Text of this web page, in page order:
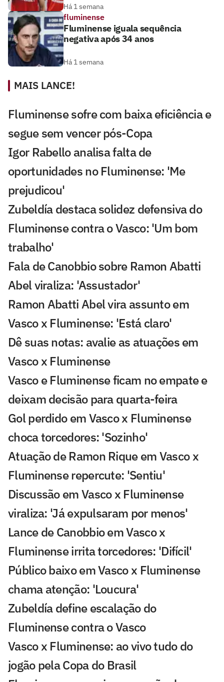
Há 1 semana
fluminense
Fluminense iguala sequência
negativa após 34 anos
Há 1 semana
MAIS LANCE!
Fluminense sofre com baixa eficiência e
segue sem vencer pós-Copa
Igor Rabello analisa falta de
oportunidades no Fluminense: 'Me
prejudicou'
Zubeldía destaca solidez defensiva do
Fluminense contra o Vasco: 'Um bom
trabalho'
Fala de Canobbio sobre Ramon Abatti
Abel viraliza: 'Assustador'
Ramon Abatti Abel vira assunto em
Vasco x Fluminense: 'Está claro'
Dê suas notas: avalie as atuações em
Vasco x Fluminense
Vasco e Fluminense ficam no empate e
deixam decisão para quarta-feira
Gol perdido em Vasco x Fluminense
choca torcedores: 'Sozinho'
Atuação de Ramon Rique em Vasco x
Fluminense repercute: 'Sentiu'
Discussão em Vasco x Fluminense
viraliza: 'Já expulsaram por menos'
Lance de Canobbio em Vasco x
Fluminense irrita torcedores: 'Difícil'
Público baixo em Vasco x Fluminense
chama atenção: 'Loucura'
Zubeldía define escalação do
Fluminense contra o Vasco
Vasco x Fluminense: ao vivo tudo do
jogão pela Copa do Brasil